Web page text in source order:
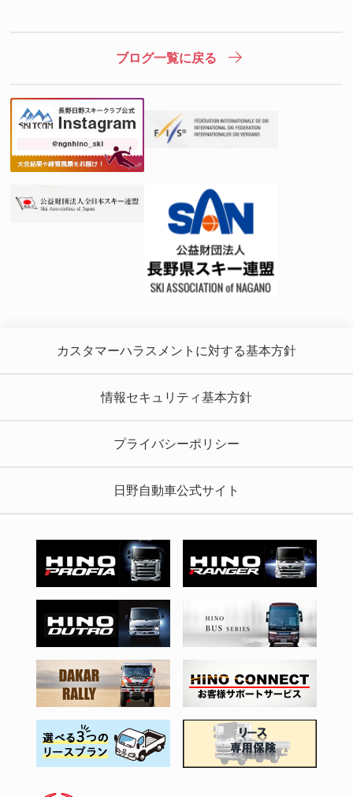
ブログ一覧に戻る
カスタマーハラスメントに対する基本方針
情報セキュリティ基本方針
プライバシーポリシー
日野自動車公式サイト